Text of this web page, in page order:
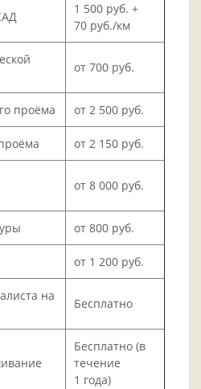
1 500 руб. +
70 руб./км
от 700 руб.
проёма от 2 500 руб.
от 2 150 руб.
от 8 000 руб.
от 800 руб.
от 1 200 руб.
на
Бесплатно
Бесплатно (в
течение
1 года)